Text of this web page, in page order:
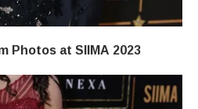
Photos at SIIMA 2023